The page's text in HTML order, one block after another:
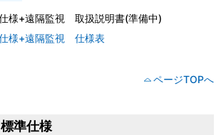
様+遠隔監視 取扱説明書(準備中)
様+遠隔監視 仕様表
ページTOPへ
準仕様